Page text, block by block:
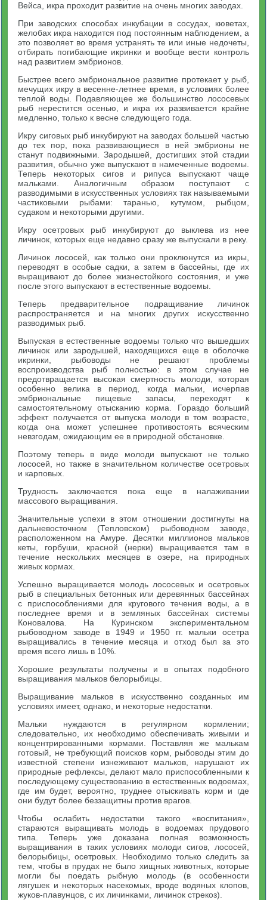
Вейса, икра проходит развитие на очень многих заводах.
При заводских способах инкубации в сосудах, кюветах,
желобах икра находится под постоянным наблюдением, а
это позволяет во время устранять те или иные недочеты,
отбирать погибающие икринки и вообще вести контроль
над развитием эмбрионов.
Быстрее всего эмбриональное развитие протекает у рыб,
мечущих икру в весенне-летнее время, в условиях более
теплой воды. Подавляющее же большинство лососевых
рыб нерестится осенью, и икра их развивается крайне
медленно, только к весне следующего года.
Икру сиговых рыб инкубируют на заводах большей частью
до тех пор, пока развивающиеся в ней эмбрионы не
станут подвижными. Зародышей, достигших этой стадии
развития, обычно уже выпускают в намеченные водоемы.
Теперь некоторых сигов и рипуса выпускают чаще
мальками. Аналогичным образом поступают с
разводимыми в искусственных условиях так называемыми
частиковыми рыбами: таранью, кутумом, рыбцом,
судаком и некоторыми другими.
Икру осетровых рыб инкубируют до выклева из нее
личинок, которых еще недавно сразу же выпускали в реку.
Личинок лососей, как только они проклюнутся из икры,
переводят в особые садки, а затем в бассейны, где их
выращивают до более жизнестойкого состояния, и уже
после этого выпускают в естественные водоемы.
Теперь предварительное подращивание личинок
распространяется и на многих других искусственно
разводимых рыб.
Выпуская в естественные водоемы только что вышедших
личинок или зародышей, находящихся еще в оболочке
икринки, рыбоводы не решают проблемы
воспроизводства рыб полностью: в этом случае не
предотвращается высокая смертность молоди, которая
особенно велика в период, когда мальки, исчерпав
эмбриональные пищевые запасы, переходят к
самостоятельному отысканию корма. Гораздо больший
эффект получается от выпуска молоди в том возрасте,
когда она может успешнее противостоять всяческим
невзгодам, ожидающим ее в природной обстановке.
Поэтому теперь в виде молоди выпускают не только
лососей, но также в значительном количестве осетровых
и карповых.
Трудность заключается пока еще в налаживании
массового выращивания.
Значительные успехи в этом отношении достигнуты на
дальневосточном (Тепловском) рыбоводном заводе,
расположенном на Амуре. Десятки миллионов мальков
кеты, горбуши, красной (нерки) выращивается там в
течение нескольких месяцев в озере, на природных
живых кормах.
Успешно выращивается молодь лососевых и осетровых
рыб в специальных бетонных или деревянных бассейнах
с приспособлениями для кругового течения воды, а в
последнее время и в земляных бассейнах системы
Коновалова. На Куринском экспериментальном
рыбоводном заводе в 1949 и 1950 гг. мальки осетра
выращивались в течение месяца и отход был за это
время всего лишь в 10%.
Хорошие результаты получены и в опытах подобного
выращивания мальков белорыбицы.
Выращивание мальков в искусственно созданных им
условиях имеет, однако, и некоторые недостатки.
Мальки нуждаются в регулярном кормлении;
следовательно, их необходимо обеспечивать живыми и
концентрированными кормами. Поставляя же малькам
готовый, не требующий поисков корм, рыбоводы этим до
известной степени изнеживают мальков, нарушают их
природные рефлексы, делают мало приспособленными к
последующему существованию в естественных водоемах,
где им будет, вероятно, труднее отыскивать корм и где
они будут более беззащитны против врагов.
Чтобы ослабить недостатки такого «воспитания»,
стараются выращивать молодь в водоемах прудового
типа. Теперь уже доказана полная возможность
выращивания в таких условиях молоди сигов, лососей,
белорыбицы, осетровых. Необходимо только следить за
тем, чтобы в прудах не было хищных животных, которые
могли бы поедать рыбную молодь (в особенности
лягушек и некоторых насекомых, вроде водяных клопов,
жуков-плавунцов, с их личинками, личинок стрекоз).